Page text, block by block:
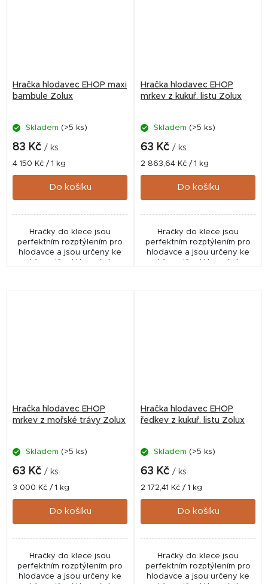
Hračka hlodavec EHOP maxi
bambule Zolux
Skladem (>5 ks)
83 Kč / ks
Měrná
cena:
4 150 Kč / 1 kg
Do košíku
Hračky do klece jsou
perfektním rozptýlením pro
hlodavce a jsou určeny ke
hře, cvičení i kousání.
Hračka hlodavec EHOP
mrkev z kukuř. listu Zolux
Skladem (>5 ks)
63 Kč / ks
Měrná
cena:
2 863,64 Kč / 1 kg
Do košíku
Hračky do klece jsou
perfektním rozptýlením pro
hlodavce a jsou určeny ke
hře, cvičení i kousání.
Hračka hlodavec EHOP
mrkev z mořské trávy Zolux
Skladem (>5 ks)
63 Kč / ks
Měrná
cena:
3 000 Kč / 1 kg
Do košíku
Hračky do klece jsou
perfektním rozptýlením pro
hlodavce a jsou určeny ke
Hračka hlodavec EHOP
ředkev z kukuř. listu Zolux
Skladem (>5 ks)
63 Kč / ks
Měrná
cena:
2 172,41 Kč / 1 kg
Do košíku
Hračky do klece jsou
perfektním rozptýlením pro
hlodavce a jsou určeny ke